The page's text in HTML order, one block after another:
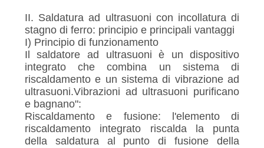
II. Saldatura ad ultrasuoni con incollatura di
stagno di ferro: principio e principali vantaggi
I) Principio di funzionamento
Il saldatore ad ultrasuoni è un dispositivo
integrato che combina un sistema di
riscaldamento e un sistema di vibrazione ad
ultrasuoni.Vibrazioni ad ultrasuoni purificano
e bagnano":
Riscaldamento e fusione: l'elemento di
riscaldamento integrato riscalda la punta
della saldatura al punto di fusione della